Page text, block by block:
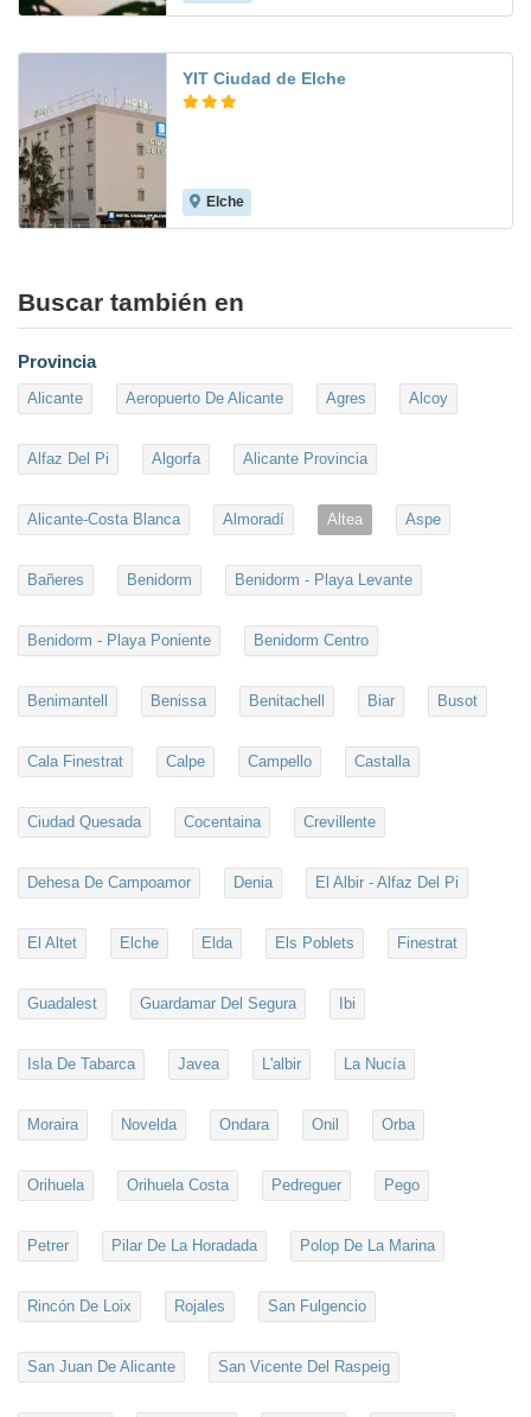
YIT Ciudad de Elche
Elche
Buscar también en
Provincia
Alicante Aeropuerto De Alicante Agres Alcoy
Alfaz Del Pi Algorfa Alicante Provincia
Alicante-Costa Blanca Almoradí Altea Aspe
Bañeres Benidorm Benidorm - Playa Levante
Benidorm - Playa Poniente Benidorm Centro
Benimantell Benissa Benitachell Biar Busot
Cala Finestrat Calpe Campello Castalla
Ciudad Quesada Cocentaina Crevillente
Dehesa De Campoamor Denia El Albir - Alfaz Del Pi
El Altet Elche Elda Els Poblets Finestrat
Guadalest Guardamar Del Segura Ibi
Isla De Tabarca Javea L'albir La Nucía
Moraira Novelda Ondara Onil Orba
Orihuela Orihuela Costa Pedreguer Pego
Petrer Pilar De La Horadada Polop De La Marina
Rincón De Loix Rojales San Fulgencio
San Juan De Alicante San Vicente Del Raspeig